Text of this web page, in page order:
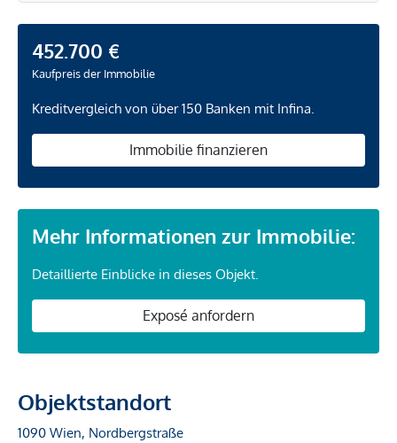
452.700 €
Kaufpreis der Immobilie
Kreditvergleich von über 150 Banken mit Infina.
Immobilie finanzieren
Mehr Informationen zur Immobilie:
Detaillierte Einblicke in dieses Objekt.
Exposé anfordern
Objektstandort
1090 Wien, Nordbergstraße